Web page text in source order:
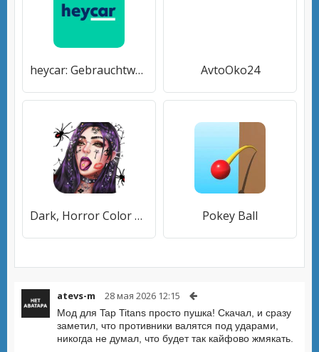
heycar: Gebrauchtwagen kaufen AvtoOko24
Dark, Horror Color by Number Pokey Ball
atevs-m 28 мая 2026 12:15
Мод для Tap Titans просто пушка! Скачал, и сразу
заметил, что противники валятся под ударами,
никогда не думал, что будет так кайфово жмякать.